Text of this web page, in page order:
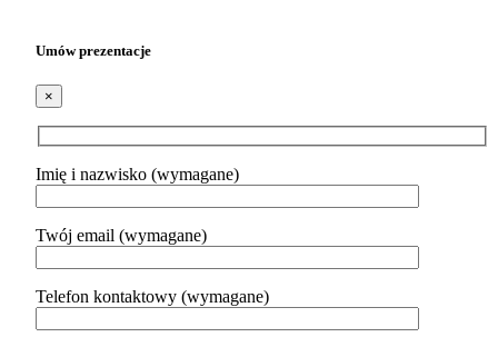
Umów prezentacje
×
Imię i nazwisko (wymagane)
Twój email (wymagane)
Telefon kontaktowy (wymagane)